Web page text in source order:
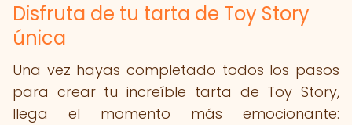
Disfruta de tu tarta de Toy Story
única
Una vez hayas completado todos los pasos
para crear tu increíble tarta de Toy Story,
llega el momento más emocionante: